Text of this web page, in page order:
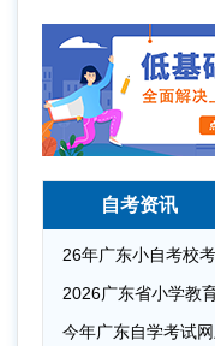
自考资讯
广州自考报名
夜校是什么学校
自考本科报考条件